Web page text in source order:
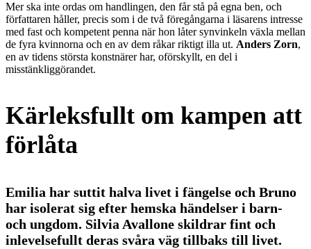
Mer ska inte ordas om handlingen, den får stå på egna ben, och
författaren håller, precis som i de två föregångarna i läsarens intresse
med fast och kompetent penna när hon låter synvinkeln växla mellan
de fyra kvinnorna och en av dem råkar riktigt illa ut. Anders Zorn,
en av tidens största konstnärer har, oförskyllt, en del i
misstänkliggörandet.
Kärleksfullt om kampen att
förlåta
Emilia har suttit halva livet i fängelse och Bruno
har isolerat sig efter hemska händelser i barn-
och ungdom. Silvia Avallone skildrar fint och
inlevelsefullt deras svåra väg tillbaks till livet.